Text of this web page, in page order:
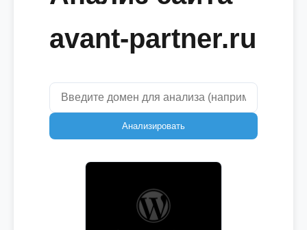
avant-partner.ru
Анализировать